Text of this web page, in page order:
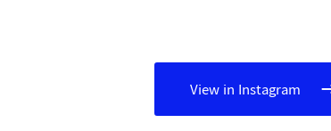
View in Instagram